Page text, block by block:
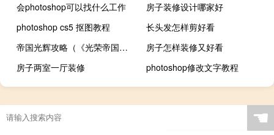
会photoshop可以找什么工作
房子装修设计哪家好
photoshop cs5 抠图教程
长头发怎样剪好看
帝国光辉攻略（《光荣帝国》新手秘籍）
房子怎样装修又好看
房子两室一厅装修
photoshop修改文字教程
☚